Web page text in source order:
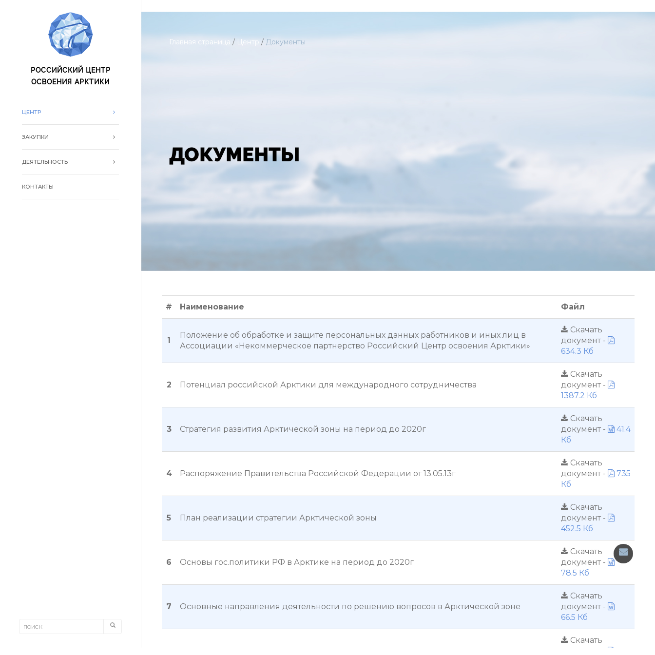
РОССИЙСКИЙ ЦЕНТР
ОСВОЕНИЯ АРКТИКИ
ЦЕНТР
ЗАКУПКИ
ДЕЯТЕЛЬНОСТЬ
КОНТАКТЫ
Главная страница / Центр / Документы
ДОКУМЕНТЫ
# Наименование Файл
1
Положение об обработке и защите персональных данных работников и иных лиц в
Ассоциации «Некоммерческое партнерство Российский Центр освоения Арктики»
Скачать
документ -
634.3 Кб
2 Потенциал российской Арктики для международного сотрудничества
Скачать
документ -
1387.2 Кб
3 Стратегия развития Арктической зоны на период до 2020г
Скачать
документ -
41.4
Кб
4 Распоряжение Правительства Российской Федерации от 13.05.13г
Скачать
документ -
735
Кб
5 План реализации стратегии Арктической зоны
Скачать
документ -
452.5 Кб
6 Основы гос.политики РФ в Арктике на период до 2020г
Скачать
документ -
78.5 Кб
7 Основные направления деятельности по решению вопросов в Арктической зоне
Скачать
документ -
66.5 Кб
Скачать